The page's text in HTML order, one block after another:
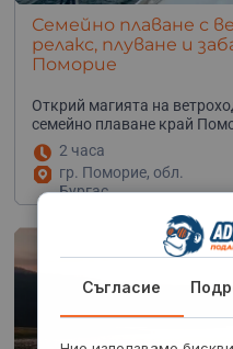
Семейно плаване с
релакс, плуване и
Поморие
Открий магията на
семейно плаване край
2 часа
гр. Поморие, обл.
Бургас
Съгласие